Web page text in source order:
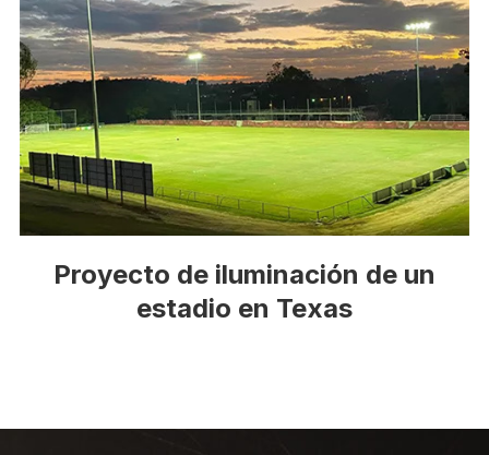
Proyecto de iluminación de un
estadio en Texas